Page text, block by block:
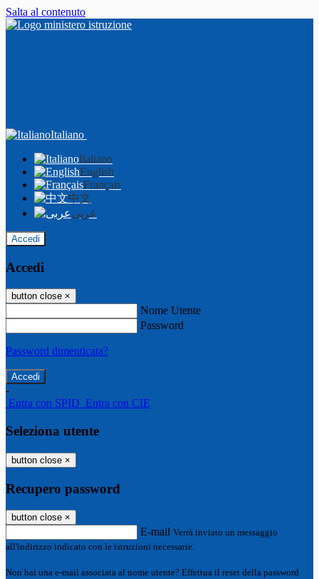
Salta al contenuto
Italiano
Italiano
English
Français
中文
عربى
Accedi
Accedi
button close ×
Nome Utente
Password
Password dimenticata?
-
Entra con SPID Entra con CIE
Seleziona utente
button close ×
Recupero password
button close ×
E-mail Verrà inviato un messaggio
all'indirizzo indicato con le istruzioni necessarie.
Non hai una e-mail associata al nome utente? Effettua il reset della password